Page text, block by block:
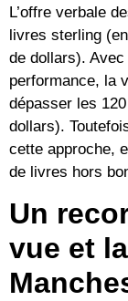
L’offre verbale
livres sterling
de dollars).
performance, la
dépasser les
dollars).
cette approche,
de livres hors
Un
vue et